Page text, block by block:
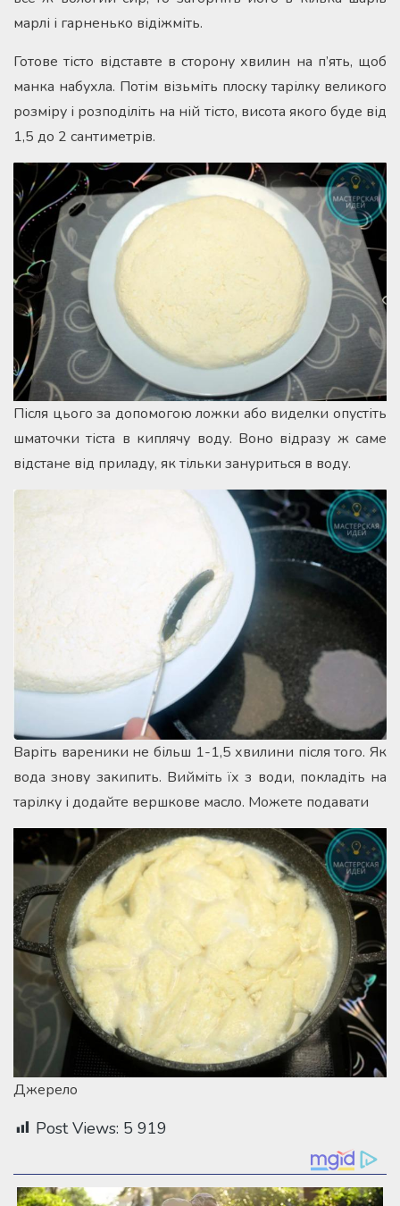
марлі і гарненько відіжміть.
Готове тісто відставте в сторону хвилин на п’ять, щоб
манка набухла. Потім візьміть плоску тарілку великого
розміру і розподіліть на ній тісто, висота якого буде від
1,5 до 2 сантиметрів.
Після цього за допомогою ложки або виделки опустіть
шматочки тіста в киплячу воду. Воно відразу ж саме
відстане від приладу, як тільки зануриться в воду.
Варіть вареники не більш 1-1,5 хвилини після того. Як
вода знову закипить. Вийміть їх з води, покладіть на
тарілку і додайте вершкове масло. Можете подавати
Джерело
Post Views: 5 919